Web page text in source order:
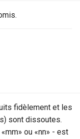
fidèlement et les
sont dissoutes.
ou «nn» - est